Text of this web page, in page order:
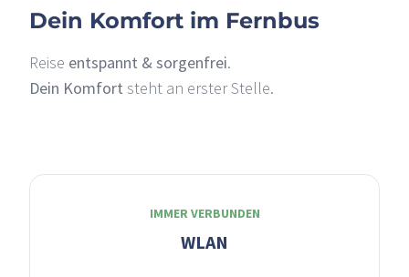
Dein Komfort im Fernbus
Reise entspannt & sorgenfrei.
Dein Komfort steht an erster Stelle.
IMMER VERBUNDEN
WLAN